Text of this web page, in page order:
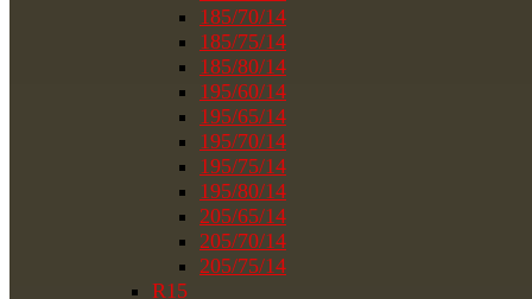
185/70/14
185/75/14
185/80/14
195/60/14
195/65/14
195/70/14
195/75/14
195/80/14
205/65/14
205/70/14
205/75/14
R15